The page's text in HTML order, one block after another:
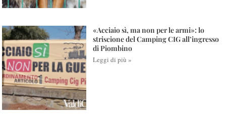
«Acciaio sì, ma non per le armi»: lo
striscione del Camping CIG all’ingresso
di Piombino
Leggi di più »